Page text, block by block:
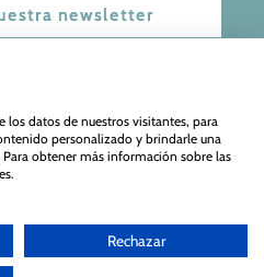
newsletter
y Cookies| Web Diseñada
Especialistas Web
los datos de nuestros visitantes, para
personalizado y brindarle una
obtener más información sobre las
Rechazar